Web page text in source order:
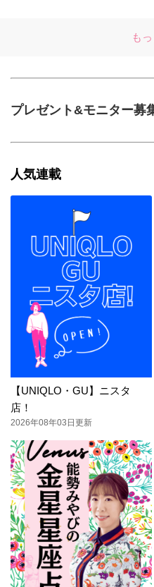
も
プレゼント&モニター募
人気連載
【UNIQLO・GU】ニスタ
店！
2026年08年03日更新